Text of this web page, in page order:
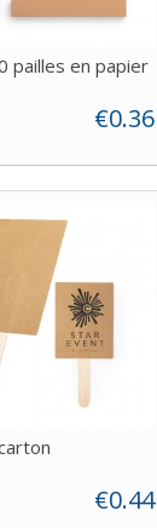
pailles en papier
€0.36
€0.44